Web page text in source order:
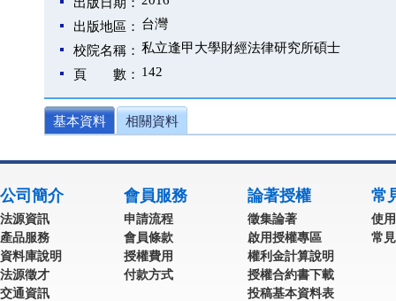
出版地區： 台灣
校院名稱： 私立逢甲大學財經法律研究所碩士
頁 數： 142
基本資料 相關資料
公司簡介
法源資訊
產品服務
資料庫說明
法源徵才
交通資訊
會員服務
申請流程
會員條款
授權費用
付款方式
論著授權
徵集論著
啟用授權專區
權利金計算說明
授權合約書下載
投稿基本資料表
常
使
常